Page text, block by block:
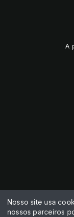
A
Nosso site usa
nossos parceiros